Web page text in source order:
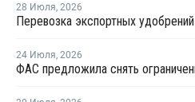
28 Июля, 2026
24 Июля, 2026